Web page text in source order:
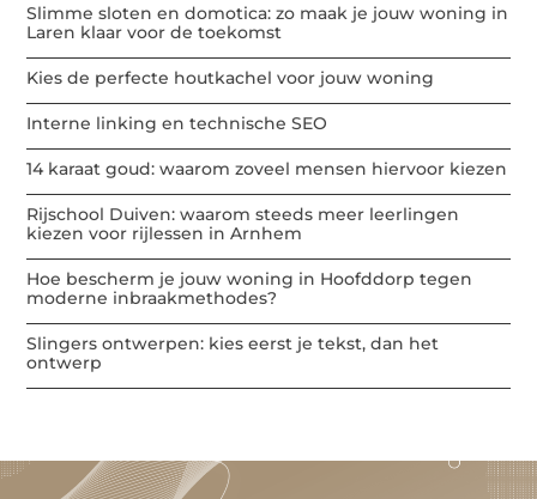
Slimme sloten en domotica: zo maak je jouw woning in
Laren klaar voor de toekomst
Kies de perfecte houtkachel voor jouw woning
Interne linking en technische SEO
14 karaat goud: waarom zoveel mensen hiervoor kiezen
Rijschool Duiven: waarom steeds meer leerlingen
kiezen voor rijlessen in Arnhem
Hoe bescherm je jouw woning in Hoofddorp tegen
moderne inbraakmethodes?
Slingers ontwerpen: kies eerst je tekst, dan het
ontwerp